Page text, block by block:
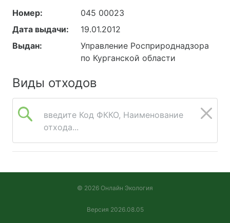
Номер:
045 00023
Дата выдачи:
19.01.2012
Выдан:
Управление Росприроднадзора
по Курганской области
Виды отходов
введите Код ФККО, Наименование
отхода...
© 2026 Онлайн Экология
Версия 2026.08.05